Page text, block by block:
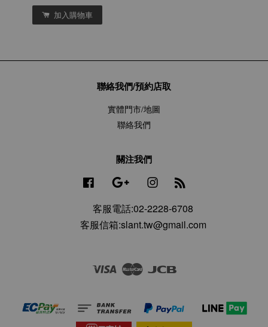
加入購物車
聯絡我們/預約店取
實體門市/地圖
聯絡我們
關注我們
Facebook Google Instagram
客服電話:02-2228-6708
客服信箱:slant.tw@gmail.com
Visa Master